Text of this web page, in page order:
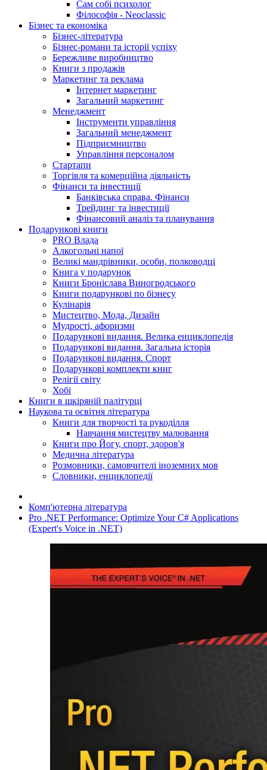
Сам собі психолог
Філософія - Neoclassic
Бізнес та економіка
Бізнес-література
Бізнес-романи та історії успіху
Бережливе виробництво
Книги з продажів
Маркетинг та реклама
Інтернет маркетинг
Загальний маркетинг
Менеджмент
Інструменти управління
Загальний менеджмент
Підприємництво
Управління персоналом
Стартапи
Торгівля та комерційна діяльність
Фінанси та інвестиції
Банківська справа. Фінанси
Трейдинг та інвестиції
Фінансовий аналіз та планування
Подарункові книги
PRO Влада
Алкогольні напої
Великі мандрівники, особи, полководці
Книга у подарунок
Книги Броніслава Виногродського
Книги подарункові по бізнесу
Кулінарія
Мистецтво, Мода, Дизайн
Мудрості, афоризми
Подарункові видання. Велика енциклопедія
Подарункові видання. Загальна історія
Подарункові видання. Спорт
Подарункові комплекти книг
Релігії світу
Хобі
Книги в шкіряній палітурці
Наукова та освітня література
Книги для творчості та рукоділля
Навчання мистецтву малювання
Книги про Йогу, спорт, здоров'я
Медична література
Розмовники, самовчителі іноземних мов
Словники, енциклопедії
Комп'ютерна література
Pro .NET Performance: Optimize Your C# Applications
(Expert's Voice in .NET)